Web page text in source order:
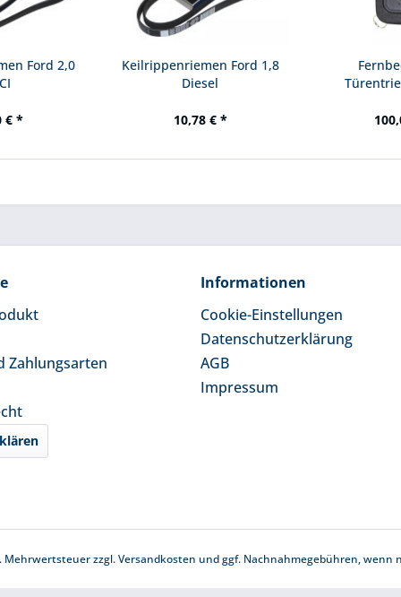
Ford 2,0
€ *
Keilrippenriemen Ford 1,8
Diesel
10,78 € *
Zahlungsarten
Informationen
Cookie-Einstellungen
Datenschutzerklärung
AGB
Impressum
Mehrwertsteuer zzgl.Versandkosten und ggf. Nachnahmegebühren, wenn